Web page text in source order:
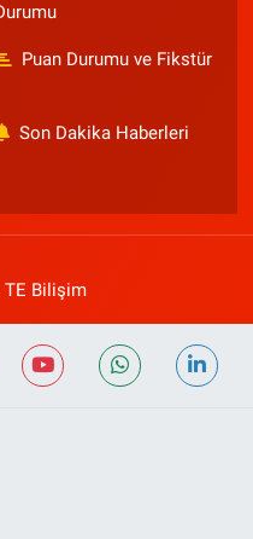
Puan Durumu ve Fikstür
Son Dakika Haberleri
TE Bilişim